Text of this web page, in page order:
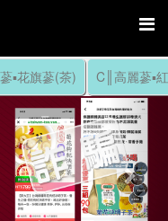
▪花旗蔘(茶) C║高麗蔘▪